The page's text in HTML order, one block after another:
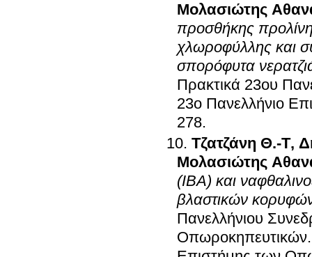
Μολασιώτης
προσθήκης
χλωροφύλλης και
σπορόφυτα
Πρακτικά 23ου
23ο Πανελλήνιο
278.
Τζατζάνη Θ.-Τ,
Μολασιώτης
(ΙΒΑ) και
βλαστικών
Πανελλήνιου
Οπωροκηπευτικών